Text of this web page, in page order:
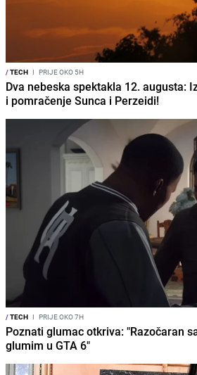
/TECH I PRIJE OKO 5H
Dva nebeska spektakla 12. augusta:
i pomračenje Sunca i Perzeidi!
/TECH I PRIJE OKO 7H
Poznati glumac otkriva: "Razočaran
glumim u GTA 6"